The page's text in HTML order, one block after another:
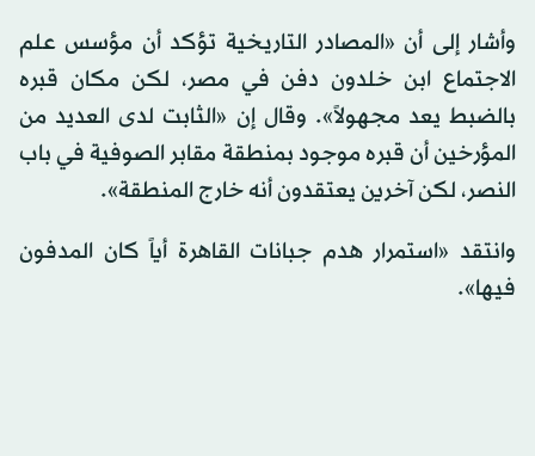
وأشار إلى أن «المصادر التاريخية تؤكد أن مؤسس علم
الاجتماع ابن خلدون دفن في مصر، لكن مكان قبره
بالضبط يعد مجهولاً». وقال إن «الثابت لدى العديد من
المؤرخين أن قبره موجود بمنطقة مقابر الصوفية في باب
النصر، لكن آخرين يعتقدون أنه خارج المنطقة».
وانتقد «استمرار هدم جبانات القاهرة أياً كان المدفون
فيها».